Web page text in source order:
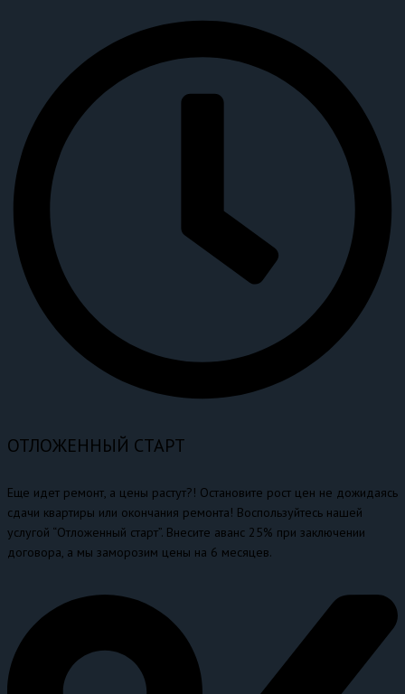
ОТЛОЖЕННЫЙ СТАРТ
Еще идет ремонт, а цены растут?! Остановите рост цен не дожидаясь
сдачи квартиры или окончания ремонта! Воспользуйтесь нашей
услугой “Отложенный старт”. Внесите аванс 25% при заключении
договора, а мы заморозим цены на 6 месяцев.